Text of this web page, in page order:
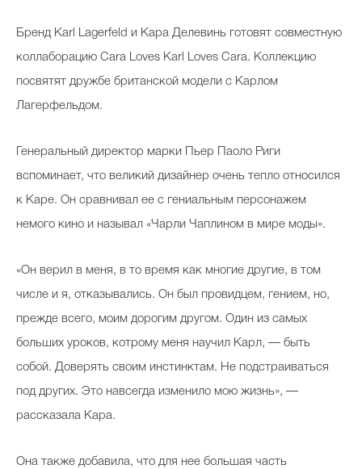
Бренд Karl Lagerfeld и Кара Делевинь готовят совместную
коллаборацию Cara Loves Karl Loves Cara. Коллекцию
посвятят дружбе британской модели с Карлом
Лагерфельдом.
Генеральный директор марки Пьер Паоло Риги
вспоминает, что великий дизайнер очень тепло относился
к Каре. Он сравнивал ее с гениальным персонажем
немого кино и называл «Чарли Чаплином в мире моды».
«Он верил в меня, в то время как многие другие, в том
числе и я, отказывались. Он был провидцем, гением, но,
прежде всего, моим дорогим другом. Один из самых
больших уроков, котрому меня научил Карл, — быть
собой. Доверять своим инстинктам. Не подстраиваться
под других. Это навсегда изменило мою жизнь», —
рассказала Кара.
Она также добавила, что для нее большая часть